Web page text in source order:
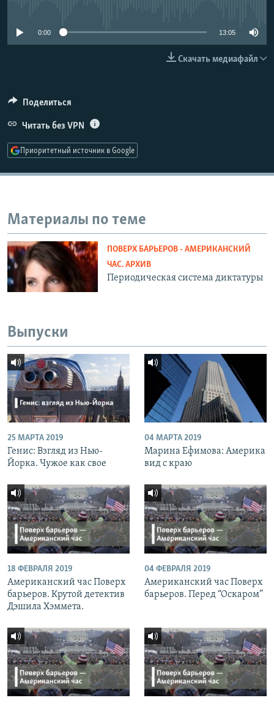
ПОДПИШИТЕСЬ НА РАССЫЛКУ
Все сайты РСЕ/РС
0:00 13:05
Скачать медиафайл
Поделиться
Читать без VPN
Приоритетный источник в Google
Материалы по теме
ПОВЕРХ БАРЬЕРОВ - АМЕРИКАНСКИЙ
ЧАС. АРХИВ
Периодическая система диктатуры
Выпуски
25 МАРТА 2019
Генис: Взгляд из Нью-
Йорка. Чужое как свое
04 МАРТА 2019
Марина Ефимова: Америка
вид с краю
18 ФЕВРАЛЯ 2019
Американский час Поверх
барьеров. Крутой детектив
Дэшила Хэммета.
04 ФЕВРАЛЯ 2019
Американский час Поверх
барьеров. Перед “Оскаром”